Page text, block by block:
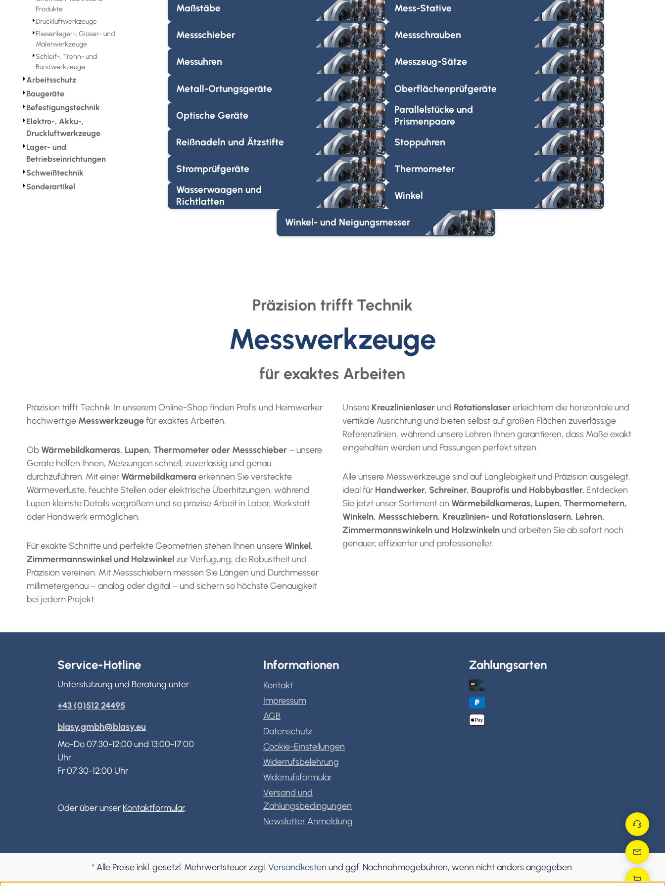
Produkte
⏵Druckluftwerkzeuge
⏵Fliesenleger-, Glaser- und
Malerwerkzeuge
⏵Schleif-, Trenn- und
Bürstwerkzeuge
⏵Arbeitsschutz
⏵Baugeräte
⏵Befestigungstechnik
⏵Elektro-, Akku-,
Druckluftwerkzeuge
⏵Lager- und
Betriebseinrichtungen
⏵Schweißtechnik
⏵Sonderartikel
Maßstäbe Mess-Stative
Messschieber Messschrauben
Messuhren Messzeug-Sätze
Metall-Ortungsgeräte Oberflächenprüfgeräte
Optische Geräte
Parallelstücke und
Prismenpaare
Reißnadeln und Ätzstifte
Stoppuhren
Stromprüfgeräte
Thermometer
Wasserwaagen und
Richtlatten
Winkel
Winkel- und Neigungsmesser
Präzision trifft Technik
Messwerkzeuge
für exaktes Arbeiten
Präzision trifft Technik: In unserem Online-Shop finden Profis und Heimwerker
hochwertige Messwerkzeugefür exaktes Arbeiten.
Ob Wärmebildkameras, Lupen, Thermometer oder Messschieber– unsere
Geräte helfen Ihnen, Messungen schnell, zuverlässig und genau
durchzuführen. Mit einer Wärmebildkamera erkennen Sie versteckte
Wärmeverluste, feuchte Stellen oder elektrische Überhitzungen, während
Lupen kleinste Details vergrößern und so präzise Arbeit in Labor, Werkstatt
oder Handwerk ermöglichen.
Für exakte Schnitte und perfekte Geometrien stehen Ihnen unsere Winkel,
Zimmermannswinkel und Holzwinkelzur Verfügung, die Robustheit und
Präzision vereinen. Mit Messschiebern messen Sie Längen und Durchmesser
millimetergenau – analog oder digital – und sichern so höchste Genauigkeit
bei jedem Projekt.
Unsere Kreuzlinienlaserund Rotationslasererleichtern die horizontale und
vertikale Ausrichtung und bieten selbst auf großen Flächen zuverlässige
Referenzlinien, während unsere Lehren Ihnen garantieren, dass Maße exakt
eingehalten werden und Passungen perfekt sitzen.
Alle unsere Messwerkzeuge sind auf Langlebigkeit und Präzision ausgelegt,
ideal für Handwerker, Schreiner, Bauprofis und Hobbybastler. Entdecken
Sie jetzt unser Sortiment an Wärmebildkameras, Lupen, Thermometern,
Winkeln, Messschiebern, Kreuzlinien- und Rotationslasern, Lehren,
Zimmermannswinkeln und Holzwinkelnund arbeiten Sie ab sofort noch
genauer, effizienter und professioneller.
Service-Hotline
Unterstützung und Beratung unter:
+43 (0)512 24495
blasy.gmbh@blasy.eu
Mo-Do 07:30-12:00 und 13:00-17:00
Uhr
Fr 07:30-12:00 Uhr
Oder über unser Kontaktformular.
Informationen
Kontakt
Impressum
AGB
Datenschutz
Cookie-Einstellungen
Widerrufsbelehrung
Widerrufsformular
Versand und
Zahlungsbedingungen
Newsletter Anmeldung
Zahlungsarten
* Alle Preise inkl. gesetzl. Mehrwertsteuer zzgl. Versandkosten und ggf. Nachnahmegebühren, wenn nicht anders angegeben.